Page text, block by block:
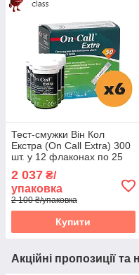
Тест-смужки Він Кол
Екстра (On Call Extra) 300
шт. у 12 флаконах по 25
2 037 ₴/
упаковка
2 100 ₴/упаковка
Купити
Акційні пропозиції та